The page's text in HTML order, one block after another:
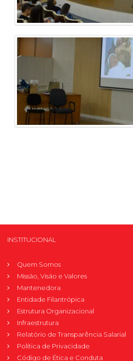
INSTITUCIONAL
Quem Somos
Missão, Visão e Valores
Mantenedora
Entidade Filantrópica
Estrutura Organizacional
Infraestrutura
Relatório de Transparência Salarial
Política de Privacidade
Código de Ética e Conduta